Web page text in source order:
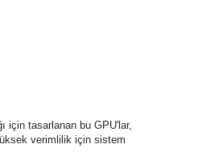
için tasarlanan bu GPU'lar,
verimlilik için sistem